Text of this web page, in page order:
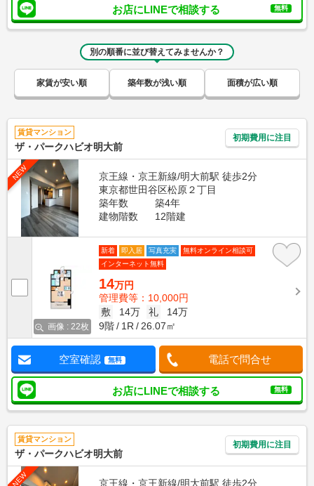
お店にLINEで相談する 無料
別の順番に並び替えてみませんか？
家賃が安い順 築年数が浅い順 面積が広い順
賃貸マンション
ザ・パークハビオ明大前
初期費用に注目
NEW
京王線・京王新線/明大前駅 徒歩2分
東京都世田谷区松原２丁目
築年数
築4年
建物階数
12階建
画像 : 22枚
新着 即入居 写真充実
無料オンライン相談可
インターネット無料
14万円
管理費等：10,000円
敷
14万 礼
14万
9階
1R 26.07㎡
空室確認 無料 電話で問合せ
お店にLINEで相談する 無料
賃貸マンション
ザ・パークハビオ明大前
初期費用に注目
NEW 京王線・京王新線/明大前駅 徒歩2分